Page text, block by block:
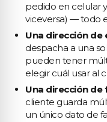
pedido en celular
viceversa) — todo
Una dirección
despacha a una
pueden tener
elegir cuál usar al
Una dirección
cliente guarda
un único dato de